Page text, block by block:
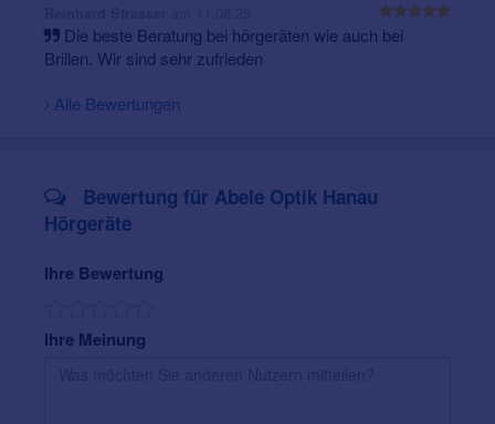
Abele Servicekarte:
oder Akku-Ladestation
· ¼-jährliche Kontrollen des Hörsystems
· 0,99 %-Finanzierung ab 240,00 €
· Jederzeit Probetragen neuer Hörsysteme möglich
Die beste Beratung bei hörgeräten wie auch bei
Brillen. Wir sind sehr zufrieden
Alle Bewertungen
Bewertung für Abele Optik Hanau
Hörgeräte
Ihre Bewertung
Ihre Meinung